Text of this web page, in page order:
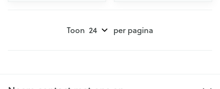
Toon per pagina